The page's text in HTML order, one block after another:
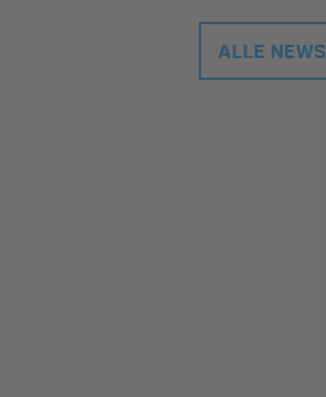
ALLE NEWS